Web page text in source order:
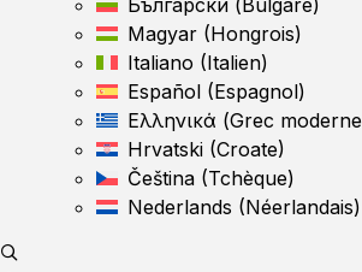
Български (Bulgare)
Magyar (Hongrois)
Italiano (Italien)
Español (Espagnol)
Ελληνικά (Grec moderne
Hrvatski (Croate)
Čeština (Tchèque)
Nederlands (Néerlandais)